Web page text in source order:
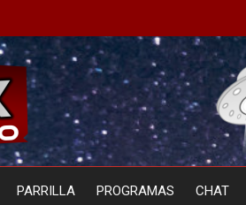
PARRILLA PROGRAMAS CHAT